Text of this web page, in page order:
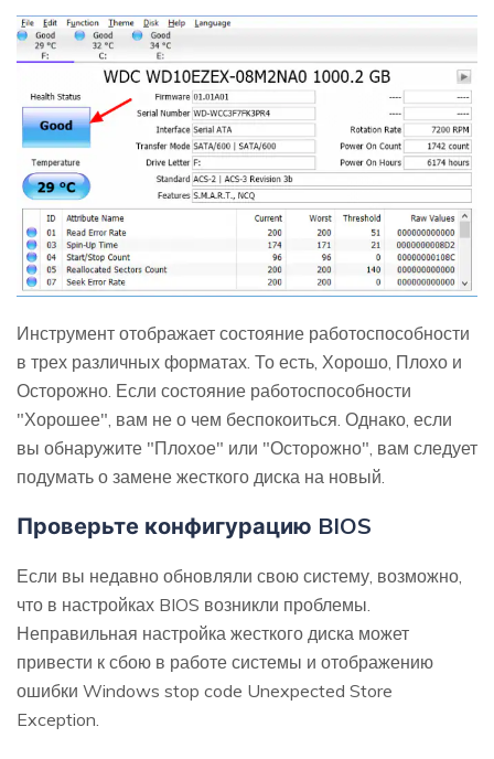
Инструмент отображает состояние работоспособности
в трех различных форматах. То есть, Хорошо, Плохо и
Осторожно. Если состояние работоспособности
"Хорошее", вам не о чем беспокоиться. Однако, если
вы обнаружите "Плохое" или "Осторожно", вам следует
подумать о замене жесткого диска на новый.
Проверьте конфигурацию BIOS
Если вы недавно обновляли свою систему, возможно,
что в настройках BIOS возникли проблемы.
Неправильная настройка жесткого диска может
привести к сбою в работе системы и отображению
ошибки Windows stop code Unexpected Store
Exception.